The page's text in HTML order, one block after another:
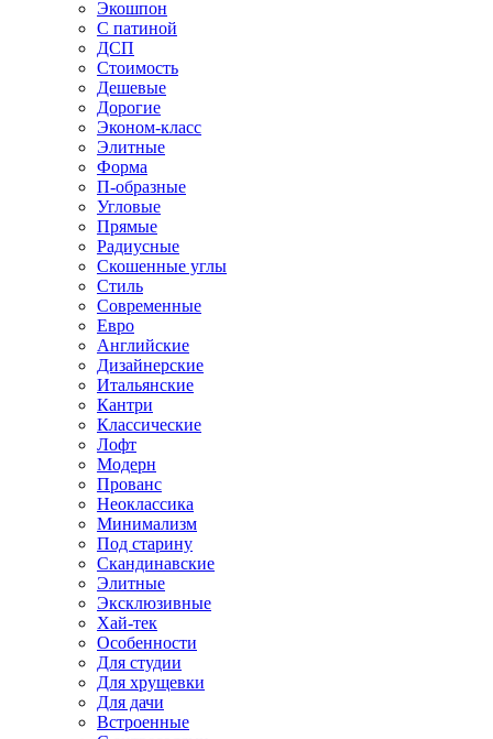
Экошпон
С патиной
ДСП
Стоимость
Дешевые
Дорогие
Эконом-класс
Элитные
Форма
П-образные
Угловые
Прямые
Радиусные
Скошенные углы
Стиль
Современные
Евро
Английские
Дизайнерские
Итальянские
Кантри
Классические
Лофт
Модерн
Прованс
Неоклассика
Минимализм
Под старину
Скандинавские
Элитные
Эксклюзивные
Хай-тек
Особенности
Для студии
Для хрущевки
Для дачи
Встроенные